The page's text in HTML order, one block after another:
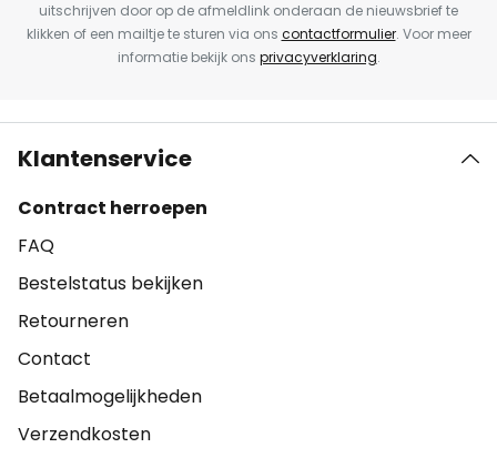
uitschrijven door op de afmeldlink onderaan de nieuwsbrief te
klikken of een mailtje te sturen via ons contactformulier. Voor meer
informatie bekijk ons privacyverklaring.
Klantenservice
Contract herroepen
FAQ
Bestelstatus bekijken
Retourneren
Contact
Betaalmogelijkheden
Verzendkosten